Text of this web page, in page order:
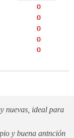
0
0
0
0
0
nuevas, ideal para
y buena antnción